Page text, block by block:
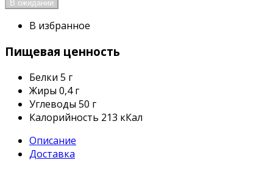
В избранное
Пищевая ценность
Белки 5 г
Жиры 0,4 г
Углеводы 50 г
Калорийность 213 кКал
Описание
Доставка